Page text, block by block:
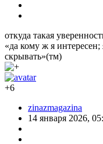
откуда такая
«да кому ж я
скрывать»(тм)
+6
zinazmagazina
14 января 2026,